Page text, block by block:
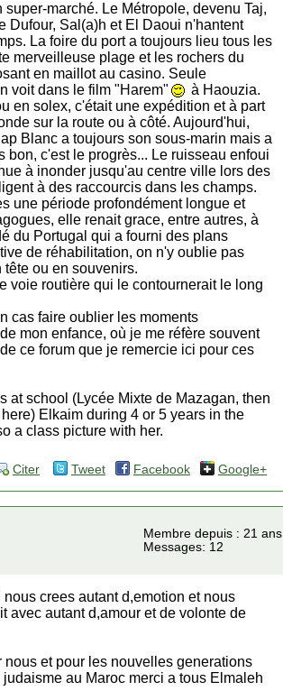
marché. Le Métropole, devenu Taj,
Dufour, Sal(a)h et El Daoui n'hantent
La foire du port a toujours lieu tous les
merveilleuse plage et les rochers du
en maillot au casino. Seule
voit dans le film "Harem"
à Haouzia.
en solex, c'était une expédition et à part
sur la route ou à côté. Aujourd'hui,
Blanc a toujours son sous-marin mais a
c'est le progrès... Le ruisseau enfoui
à inonder jusqu'au centre ville lors des
à des raccourcis dans les champs.
une période profondément longue et
elle renait grace, entre autres, à
du Portugal qui a fourni des plans
de réhabilitation, on n'y oublie pas
tête ou en souvenirs.
voie routière qui le contournerait le long
cas faire oublier les moments
mon enfance, où je me réfère souvent
ce forum que je remercie ici pour ces
at school (Lycée Mixte de Mazagan, then
Elkaim during 4 or 5 years in the
a class picture with her.
Citer Tweet Facebook Google+
Membre depuis : 21 ans
Messages: 12
crees autant d,emotion et nous
avec autant d,amour et de volonte de
et pour les nouvelles generations
au Maroc merci a tous Elmaleh